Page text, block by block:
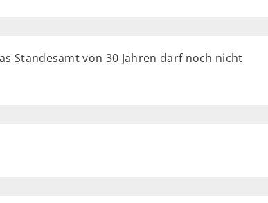
Standesamt von 30 Jahren darf noch nicht